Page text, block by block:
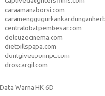
caraamanaborsi.com
centralobatpembesar.com
deleuzecinema.com
dietpillspapa.com
dontgiveuponnpc.com
droscargil.com
Data Warna HK 6D